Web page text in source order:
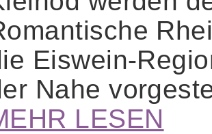
Eiswein-
Nahe
LESEN